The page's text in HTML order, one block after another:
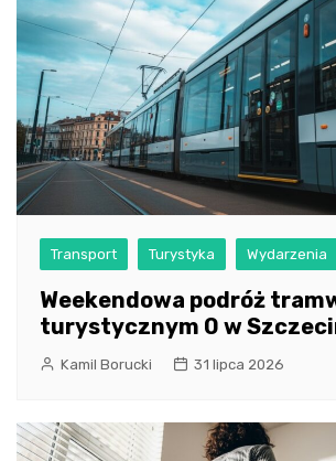
Transport Turystyka Wydarzenia
Weekendowa podróż
turystycznym 0 w
Kamil Borucki 31 lipca 2026